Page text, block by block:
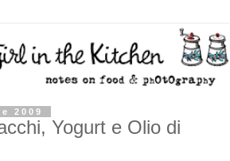
2009
Yogurt e Olio di